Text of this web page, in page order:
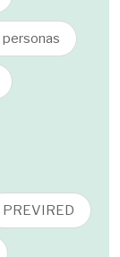
PREVIRED